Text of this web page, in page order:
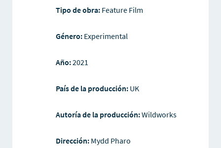
Tipo de obra:Feature Film
Género:Experimental
Año:2021
País de la producción: UK
Autoría de la producción:Wildworks
Dirección: Mydd Pharo